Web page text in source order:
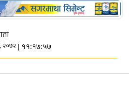
२०७२ | ११:१७:५७